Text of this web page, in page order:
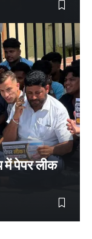
में पेपर लीक